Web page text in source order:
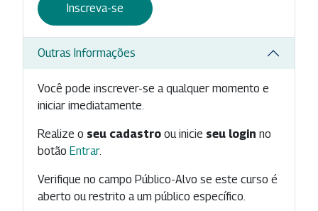
Inscreva-se
Outras Informações
Você pode inscrever-se a qualquer momento e
iniciar imediatamente.
Realize o seu cadastro ou inicie seu login no
botão Entrar.
Verifique no campo Público-Alvo se este curso é
aberto ou restrito a um público específico.